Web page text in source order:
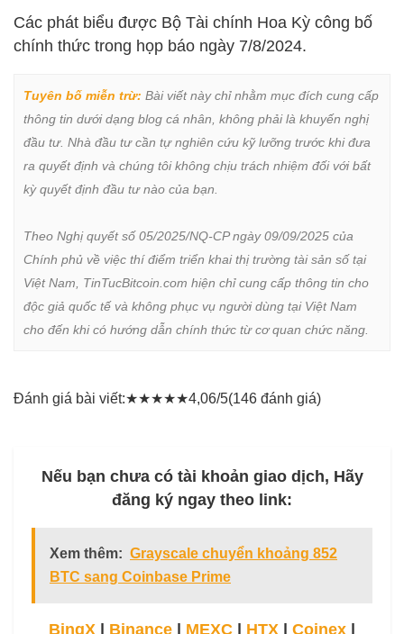
Các phát biểu được Bộ Tài chính Hoa Kỳ công bố
chính thức trong họp báo ngày 7/8/2024.
Tuyên bố miễn trừ: Bài viết này chỉ nhằm mục đích cung cấp
thông tin dưới dạng blog cá nhân, không phải là khuyến nghị
đầu tư. Nhà đầu tư cần tự nghiên cứu kỹ lưỡng trước khi đưa
ra quyết định và chúng tôi không chịu trách nhiệm đối với bất
kỳ quyết định đầu tư nào của bạn.
Theo Nghị quyết số 05/2025/NQ-CP ngày 09/09/2025 của
Chính phủ về việc thí điểm triển khai thị trường tài sản số tại
Việt Nam, TinTucBitcoin.com hiện chỉ cung cấp thông tin cho
độc giả quốc tế và không phục vụ người dùng tại Việt Nam
cho đến khi có hướng dẫn chính thức từ cơ quan chức năng.
Đánh giá bài viết:★★★★★4,06/5(146 đánh giá)
Nếu bạn chưa có tài khoản giao dịch, Hãy
đăng ký ngay theo link:
Xem thêm: Grayscale chuyển khoảng 852
BTC sang Coinbase Prime
BingX Binance MEXC HTX Coinex